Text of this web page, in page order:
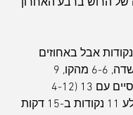
של הרוש ברבע האחרון
וולדן סיים עם 15 נקודות אבל באחוזים
מהשדה), הרוש קלע 11 נקודות ב-15 דקות